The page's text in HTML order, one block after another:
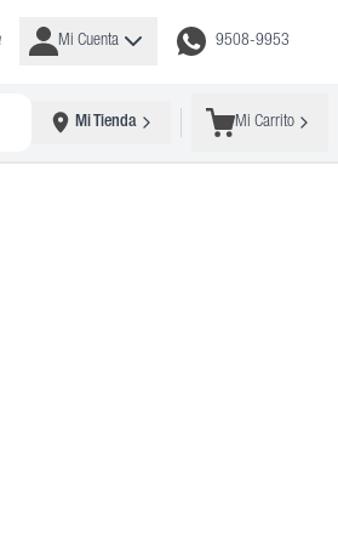
Mi Cuenta 9508-9953
Mi Tienda Mi Carrito